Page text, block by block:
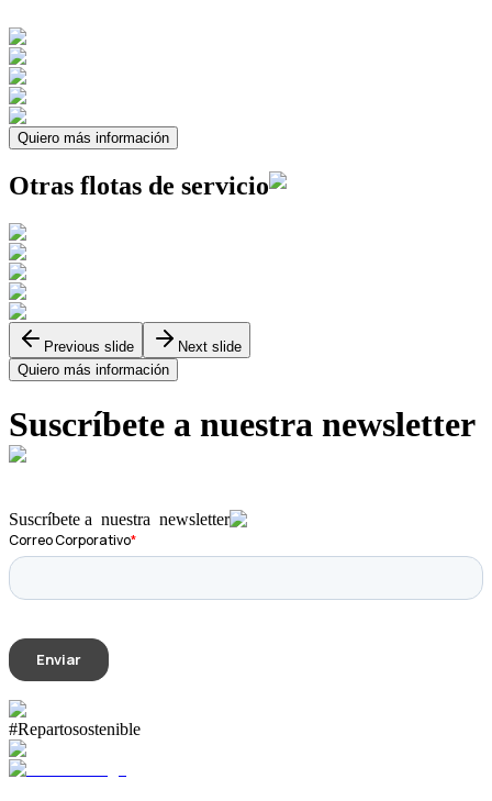
Quiero más información
Otras flotas de servicio
Previous slide
Next slide
Quiero más información
Suscríbete a nuestra newsletter
Suscríbete a nuestra newsletter
#Repartosostenible